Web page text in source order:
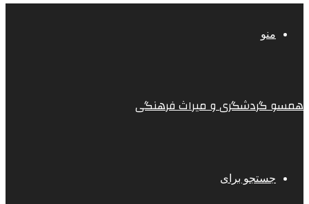
منو
همسو گردشگری و میراث فرهنگی
جستجو برای